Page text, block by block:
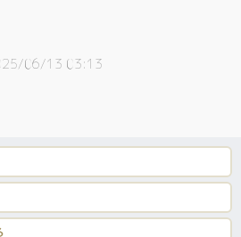
06/13 03:13